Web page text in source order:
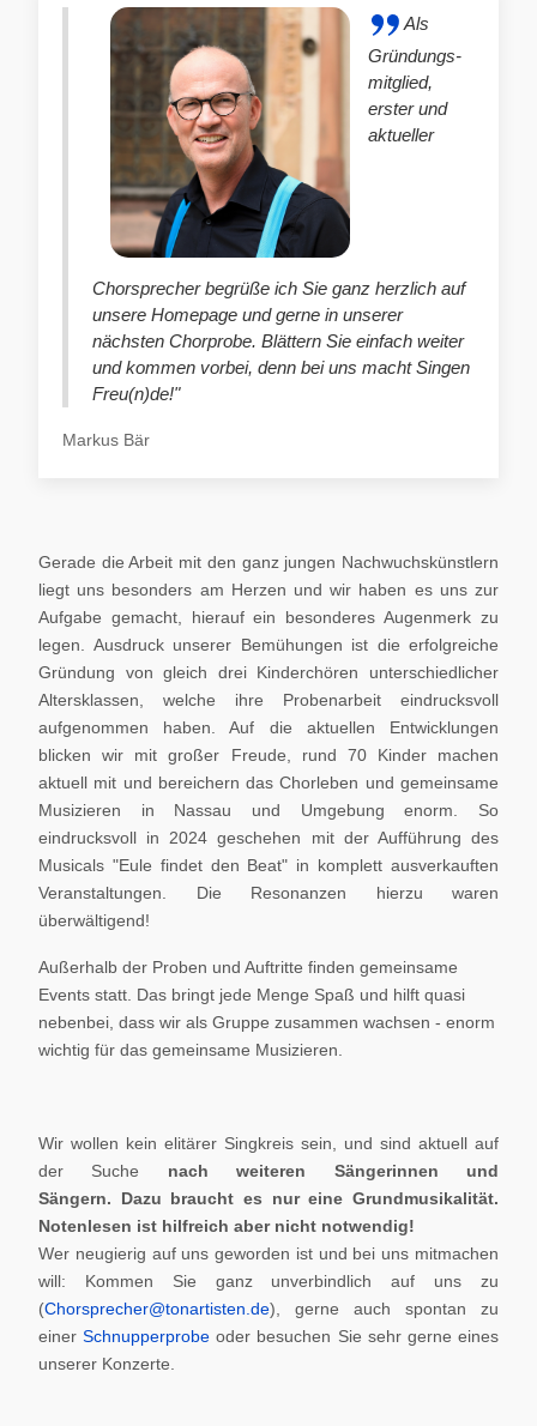
Als
Gründungs-
mitglied,
erster und
aktueller
Chorsprecher begrüße ich Sie ganz herzlich auf
unsere Homepage und gerne in unserer
nächsten Chorprobe. Blättern Sie einfach weiter
und kommen vorbei, denn bei uns macht Singen
Freu(n)de!"
Markus Bär
Gerade die Arbeit mit den ganz jungen Nachwuchskünstlern
liegt uns besonders am Herzen und wir haben es uns zur
Aufgabe gemacht, hierauf ein besonderes Augenmerk zu
legen. Ausdruck unserer Bemühungen ist die erfolgreiche
Gründung von gleich drei Kinderchören unterschiedlicher
Altersklassen, welche ihre Probenarbeit eindrucksvoll
aufgenommen haben. Auf die aktuellen Entwicklungen
blicken wir mit großer Freude, rund 70 Kinder machen
aktuell mit und bereichern das Chorleben und gemeinsame
Musizieren in Nassau und Umgebung enorm. So
eindrucksvoll in 2024 geschehen mit der Aufführung des
Musicals "Eule findet den Beat" in komplett ausverkauften
Veranstaltungen. Die Resonanzen hierzu waren
überwältigend!
Außerhalb der Proben und Auftritte finden gemeinsame
Events statt. Das bringt jede Menge Spaß und hilft quasi
nebenbei, dass wir als Gruppe zusammen wachsen - enorm
wichtig für das gemeinsame Musizieren.
Wir wollen kein elitärer Singkreis sein, und sind aktuell auf
der Suche nach weiteren Sängerinnen und
Sängern. Dazu braucht es nur eine Grundmusikalität.
Notenlesen ist hilfreich aber nicht notwendig!
Wer neugierig auf uns geworden ist und bei uns mitmachen
will: Kommen Sie ganz unverbindlich auf uns zu
(Chorsprecher@tonartisten.de), gerne auch spontan zu
einerSchnupperprobe oder besuchen Sie sehr gerne eines
unserer Konzerte.